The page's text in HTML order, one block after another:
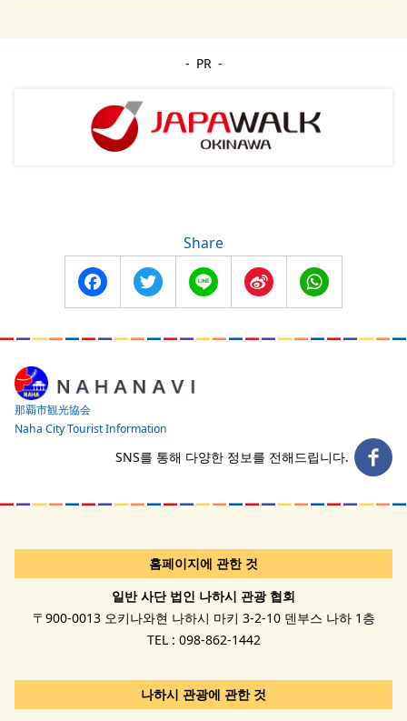
PR
Share
FacebookTwitter Line
Sina
Weibo
WhatsApp
那覇市観光協会
Naha City Tourist Information
SNS를 통해 다양한 정보를 전해드립니다.
홈페이지에 관한 것
일반 사단 법인 나하시 관광 협회
〒900-0013 오키나와현 나하시 마키 3-2-10 덴부스 나하 1층
TEL : 098-862-1442
나하시 관광에 관한 것